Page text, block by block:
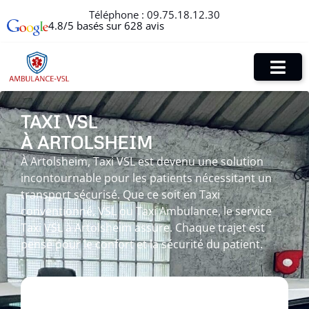
Téléphone : 09.75.18.12.30
4.8/5 basés sur 628 avis
TAXI VSL
À ARTOLSHEIM
À Artolsheim, Taxi VSL est devenu une solution
incontournable pour les patients nécessitant un
transport sécurisé. Que ce soit en Taxi
conventionné, VSL ou Taxi Ambulance, le service
Taxi VSL à Artolsheim assure. Chaque trajet est
pensé pour le confort et la sécurité du patient.